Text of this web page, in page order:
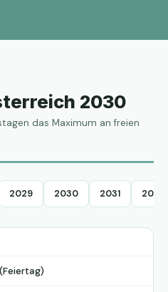
2030
das Maximum an freien
2029 2030 2031 2032
(Feiertag)